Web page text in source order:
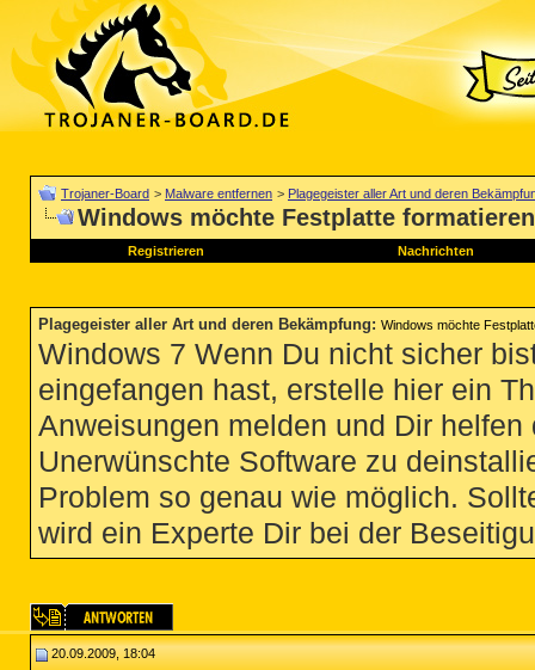
Trojaner-Board > Malware entfernen > Plagegeister aller Art und deren
Windows möchte Festplatte
Registrieren Nachrichten
Plagegeister aller Art und deren Bekämpfung: Windows möchte
Windows 7 Wenn Du nicht sicher
eingefangen hast, erstelle hier ein
Anweisungen melden und Dir
Unerwünschte Software zu
Problem so genau wie möglich.
wird ein Experte Dir bei der
20.09.2009, 18:04